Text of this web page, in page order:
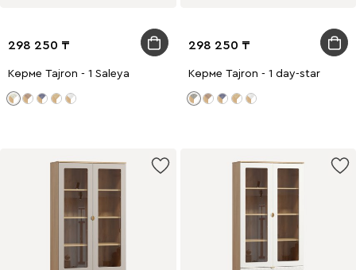
298 250
Көрме Tajron - 1 Saleya
298 250
Көрме Tajron - 1 day-star